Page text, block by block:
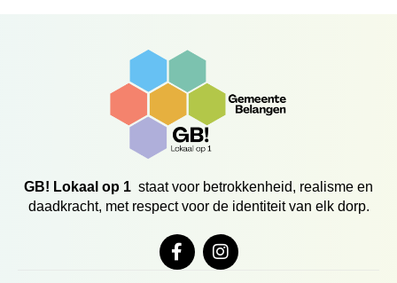
GB! Lokaal op 1 staat voor betrokkenheid, realisme en
daadkracht, met respect voor de identiteit van elk dorp.
F
a
I
n